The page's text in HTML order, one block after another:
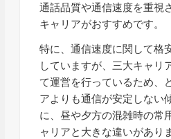
通話品質や通信速度を重視
キャリアがおすすめです。
特に、通信速度に関して格
していますが、三大キャリ
て運営を行っているため、
アよりも通信が安定しない
に、昼や夕方の混雑時の常
ャリアと大きな違いがあり